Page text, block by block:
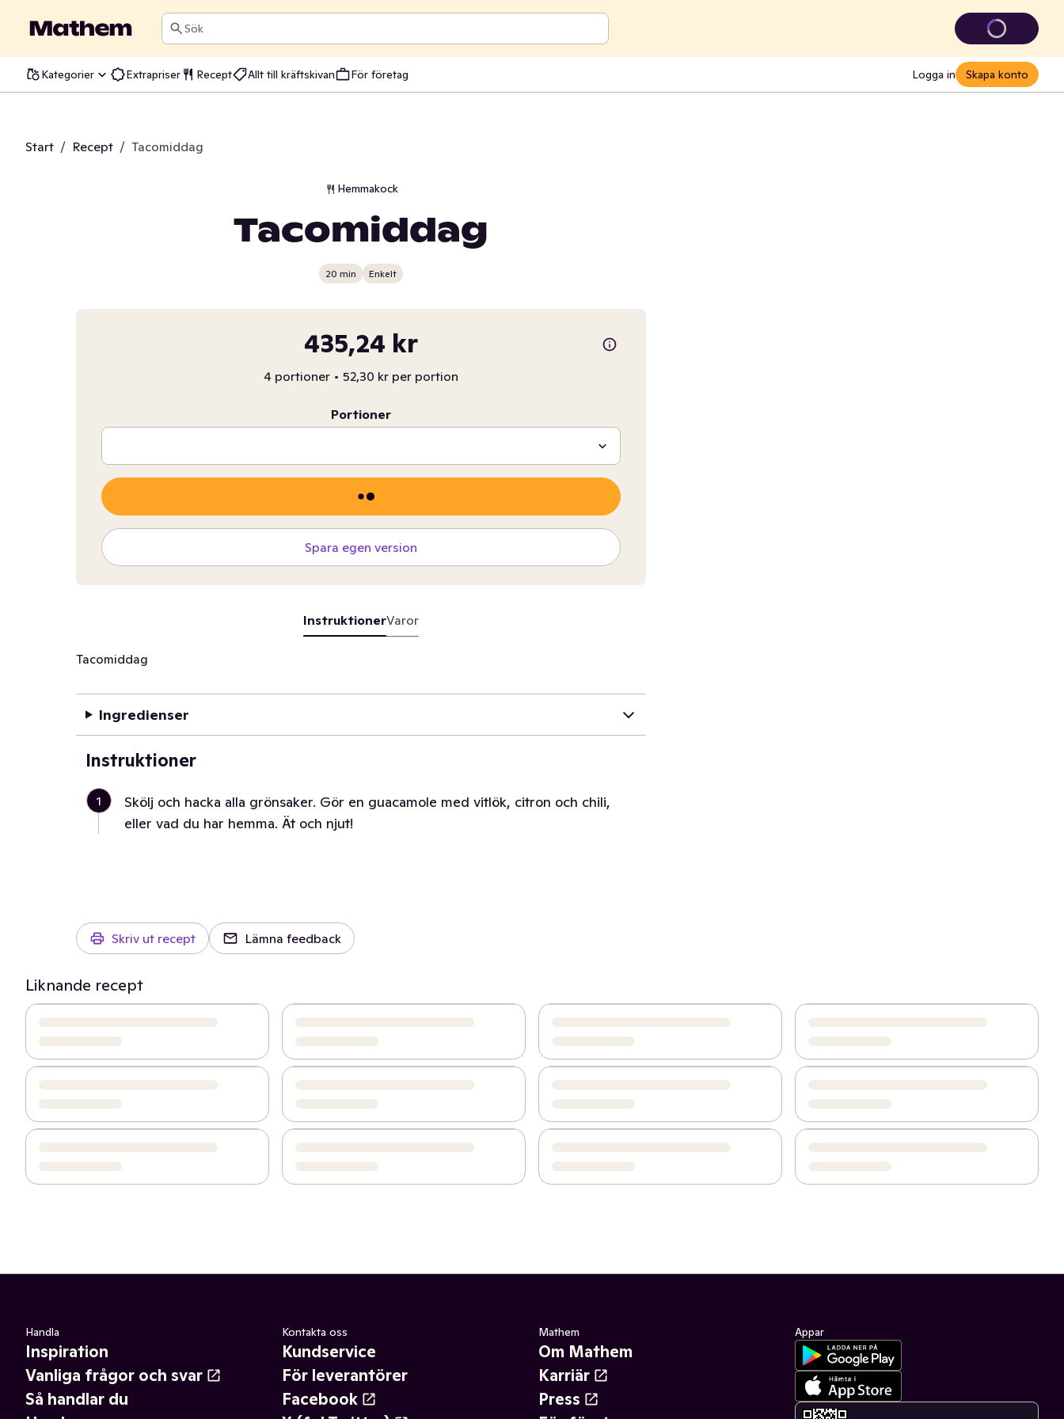
Sök
Kategorier Extrapriser Recept Allt till kräftskivan För företag Logga in Skapa konto
Start / Recept / Tacomiddag
Hemmakock
Tacomiddag
20 min Enkelt
435,24 kr
4 portioner • 52,30 kr per portion
Portioner
Spara egen version
InstruktionerVaror
Tacomiddag
Ingredienser
Instruktioner
1
Skölj och hacka alla grönsaker. Gör en guacamole med vitlök, citron och chili,
eller vad du har hemma. Ät och njut!
Skriv ut recept Lämna feedback
Liknande recept
Handla
Inspiration
Vanliga frågor och svar
Så handlar du
Kontakta oss
Kundservice
För leverantörer
Facebook
Mathem
Om Mathem
Karriär
Press
Appar